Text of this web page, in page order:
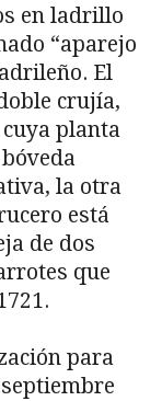
en ladri­llo
“aparejo
El
crujía,
planta
la otra
está
de dos
que
para